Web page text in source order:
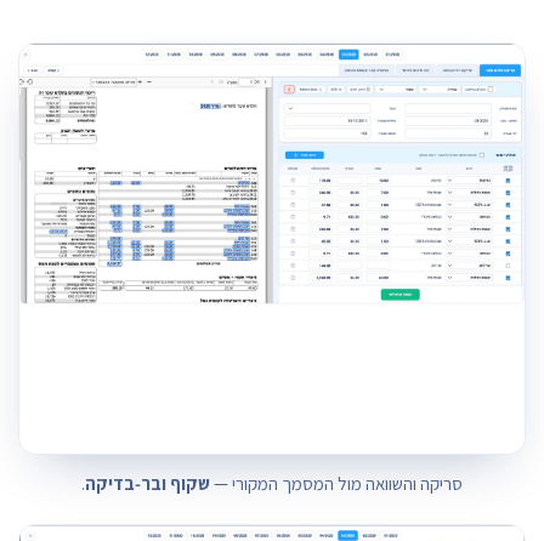
סריקה והשוואה מול המסמך המקורי —שקוף ובר‑בדיקה.